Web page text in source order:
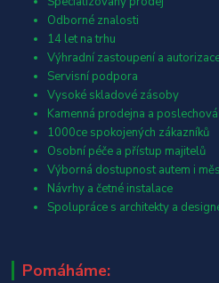
Odborné znalosti
14 let na trhu
Výhradní zastoupení a
Servisní podpora
Vysoké skladové zásoby
Kamenná prodejna a
1000ce spokojených zákazníků
Osobní péče a přístup majitelů
Výborná dostupnost autem i
Návrhy a četné instalace
Spolupráce s architekty a
Pomáháme: